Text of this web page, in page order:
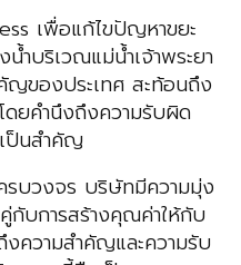
เพื่อแก้ไขปัญหาขยะ
ำบริเวณแม่น้ำเจ้าพระยา
ญของประเทศ สะท้อนถึง
ดยคำนึงถึงความรับผิด
ป็นสำคัญ
รบวงจร บริษัทมีความมุ่ง
กับการสร้างคุณค่าให้กับ
ความสำคัญและความรับ